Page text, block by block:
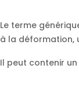
Le terme
à la déformation,
Il peut contenir